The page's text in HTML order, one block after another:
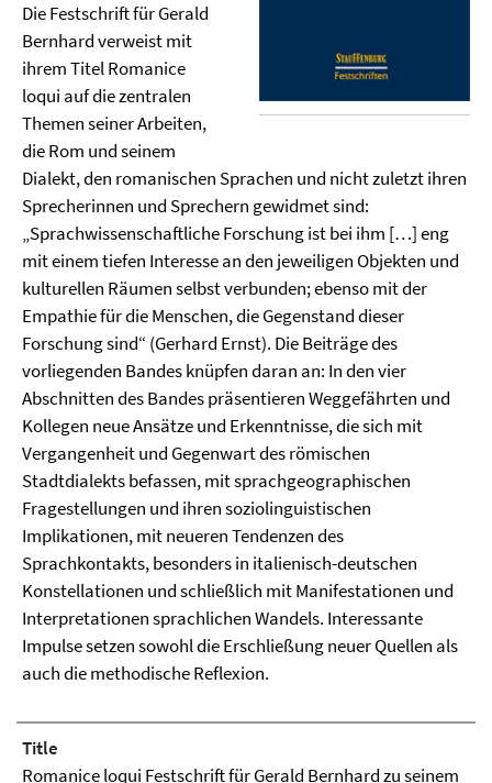
Die Festschrift für Gerald
Bernhard verweist mit
ihrem Titel Romanice
loqui auf die zentralen
Themen seiner Arbeiten,
die Rom und seinem
Dialekt, den romanischen Sprachen und nicht zuletzt ihren
Sprecherinnen und Sprechern gewidmet sind:
„Sprachwissenschaftliche Forschung ist bei ihm […] eng
mit einem tiefen Interesse an den jeweiligen Objekten und
kulturellen Räumen selbst verbunden; ebenso mit der
Empathie für die Menschen, die Gegenstand dieser
Forschung sind“ (Gerhard Ernst). Die Beiträge des
vorliegenden Bandes knüpfen daran an: In den vier
Abschnitten des Bandes präsentieren Weggefährten und
Kollegen neue Ansätze und Erkenntnisse, die sich mit
Vergangenheit und Gegenwart des römischen
Stadtdialekts befassen, mit sprachgeographischen
Fragestellungen und ihren soziolinguistischen
Implikationen, mit neueren Tendenzen des
Sprachkontakts, besonders in italienisch-deutschen
Konstellationen und schließlich mit Manifestationen und
Interpretationen sprachlichen Wandels. Interessante
Impulse setzen sowohl die Erschließung neuer Quellen als
auch die methodische Reflexion.
Title
Romanice loqui Festschrift für Gerald Bernhard zu seinem